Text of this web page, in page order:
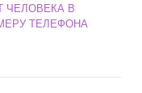
ЧЕЛОВЕКА В
ТЕЛЕФОНА